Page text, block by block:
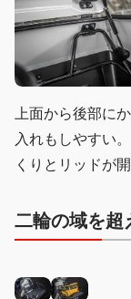
上面から後部に
入れもしやすい
くりとリッドが
二輪の域を超